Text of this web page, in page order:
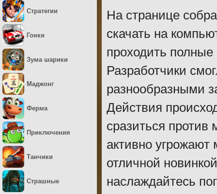
На странице
скачать на
проходить
Разработчики
разнообразными
Действия
сразиться против
активно
отличной
наслаждайтесь
Стратегии
Гонки
Зума шарики
Маджонг
Ферма
Приключения
Танчики
Страшные